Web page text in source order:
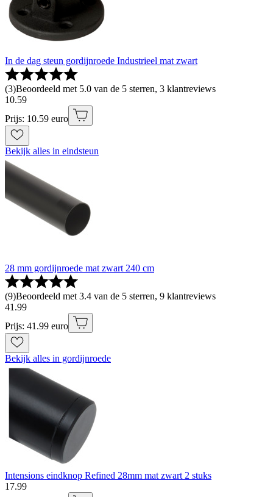
In de dag steun gordijnroede Industrieel mat zwart
(3)Beoordeeld met 5.0 van de 5 sterren, 3 klantreviews
10.59
Prijs: 10.59 euro
Bekijk alles in eindsteun
28 mm gordijnroede mat zwart 240 cm
(9)Beoordeeld met 3.4 van de 5 sterren, 9 klantreviews
41 .99
Prijs: 41.99 euro
Bekijk alles in gordijnroede
Intensions eindknop Refined 28mm mat zwart 2 stuks
17.99